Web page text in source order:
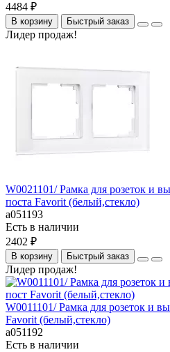
4484 ₽
В корзину Быстрый заказ
Лидер продаж!
W0021101/ Рамка для розеток и
поста Favorit (белый,стекло)
a051193
Есть в наличии
2402 ₽
В корзину Быстрый заказ
Лидер продаж!
W0011101/ Рамка для розеток и
Favorit (белый,стекло)
a051192
Есть в наличии